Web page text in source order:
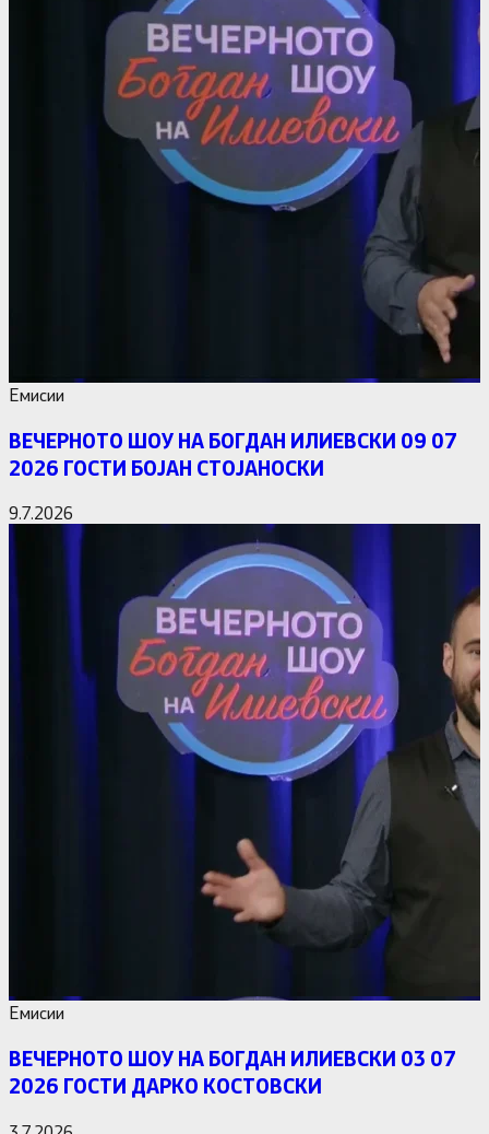
Емисии
ВЕЧЕРНОТО ШОУ НА БОГДАН ИЛИЕВСКИ 09 07
2026 ГОСТИ БОЈАН СТОЈАНОСКИ
9.7.2026
Емисии
ВЕЧЕРНОТО ШОУ НА БОГДАН ИЛИЕВСКИ 03 07
2026 ГОСТИ ДАРКО КОСТОВСКИ